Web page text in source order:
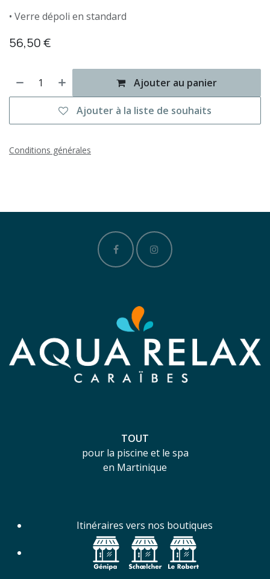
• Verre dépoli en standard
56,50€
Ajouter au panier
Ajouter à la liste de souhaits
Conditions générales
TOUT
pour la piscine et le spa
en Martinique
Itinéraires vers nos boutiques